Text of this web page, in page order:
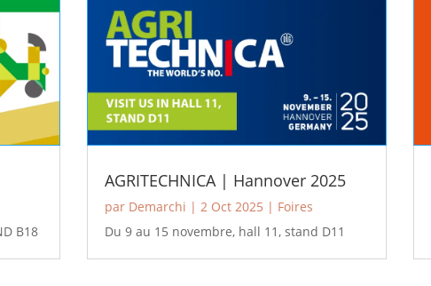
B18
AGRITECHNICA | Hannover 2025
par Demarchi | 2 Oct 2025 | Foires
Du 9 au 15 novembre, hall 11, stand D11